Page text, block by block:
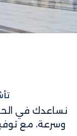
نساعدك في
وسرعة، مع